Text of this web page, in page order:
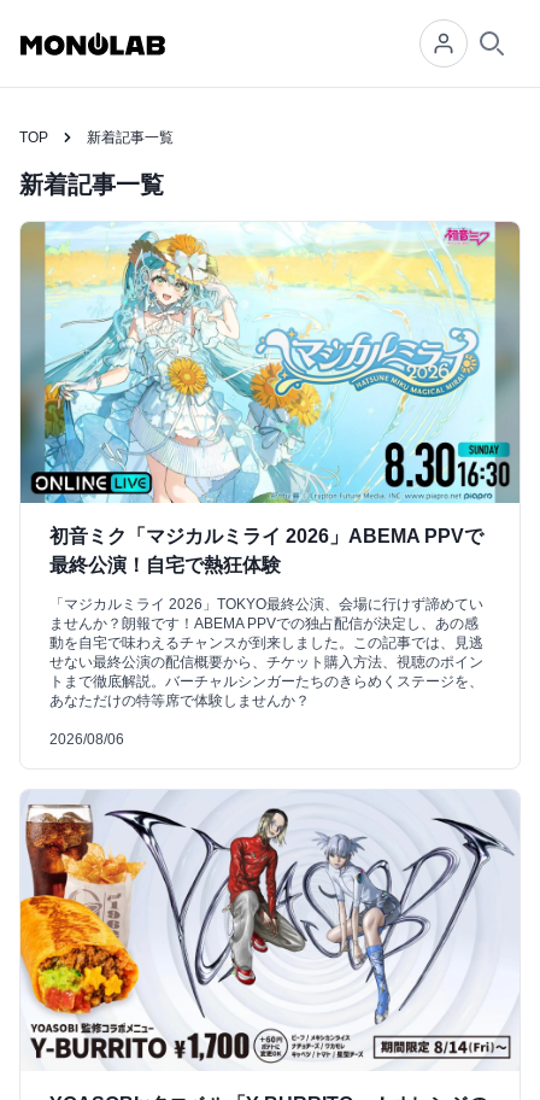
TOP 新着記事一覧
新着記事一覧
初音ミク「マジカルミライ 2026」ABEMA PPVで
最終公演！自宅で熱狂体験
「マジカルミライ 2026」TOKYO最終公演、会場に行けず諦めてい
ませんか？朗報です！ABEMA PPVでの独占配信が決定し、あの感
動を自宅で味わえるチャンスが到来しました。この記事では、見逃
せない最終公演の配信概要から、チケット購入方法、視聴のポイン
トまで徹底解説。バーチャルシンガーたちのきらめくステージを、
あなただけの特等席で体験しませんか？
2026/08/06